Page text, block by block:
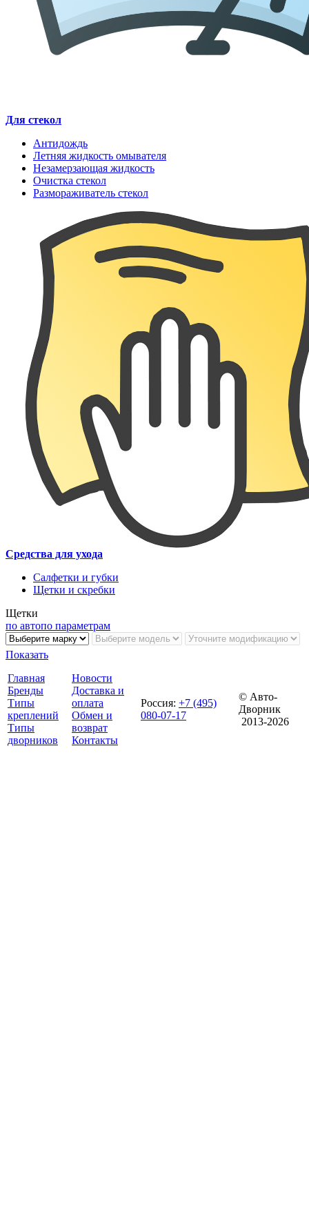
Для стекол
Антидождь
Летняя жидкость омывателя
Незамерзающая жидкость
Очистка стекол
Размораживатель стекол
Средства для ухода
Салфетки и губки
Щетки и скребки
Щетки
по автопо параметрам
Показать
Главная
Бренды
Типы
креплений
Типы
дворников
Новости
Доставка и
оплата
Обмен и
возврат
Контакты
Россия: +7 (495)
080-07-17
© Авто-
Дворник
2013-2026